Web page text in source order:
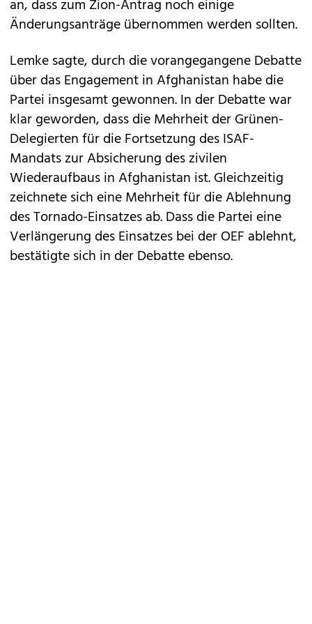
an, dass zum Zion-Antrag noch einige
Änderungsanträge übernommen werden sollten.
Lemke sagte, durch die vorangegangene Debatte
über das Engagement in Afghanistan habe die
Partei insgesamt gewonnen. In der Debatte war
klar geworden, dass die Mehrheit der Grünen-
Delegierten für die Fortsetzung des ISAF-
Mandats zur Absicherung des zivilen
Wiederaufbaus in Afghanistan ist. Gleichzeitig
zeichnete sich eine Mehrheit für die Ablehnung
des Tornado-Einsatzes ab. Dass die Partei eine
Verlängerung des Einsatzes bei der OEF ablehnt,
bestätigte sich in der Debatte ebenso.